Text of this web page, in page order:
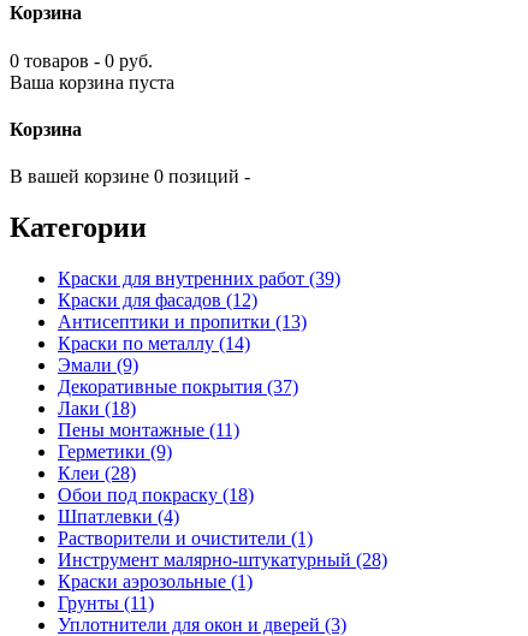
Корзина
0 товаров - 0 руб.
Ваша корзина пуста
Корзина
В вашей корзине 0 позиций -
Категории
Краски для внутренних работ (39)
Краски для фасадов (12)
Антисептики и пропитки (13)
Краски по металлу (14)
Эмали (9)
Декоративные покрытия (37)
Лаки (18)
Пены монтажные (11)
Герметики (9)
Клеи (28)
Обои под покраску (18)
Шпатлевки (4)
Растворители и очистители (1)
Инструмент малярно-штукатурный (28)
Краски аэрозольные (1)
Грунты (11)
Уплотнители для окон и дверей (3)